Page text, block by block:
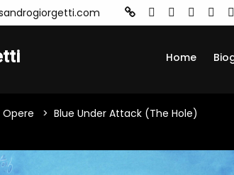
Home
Opere Blue Under Attack (The Hole)